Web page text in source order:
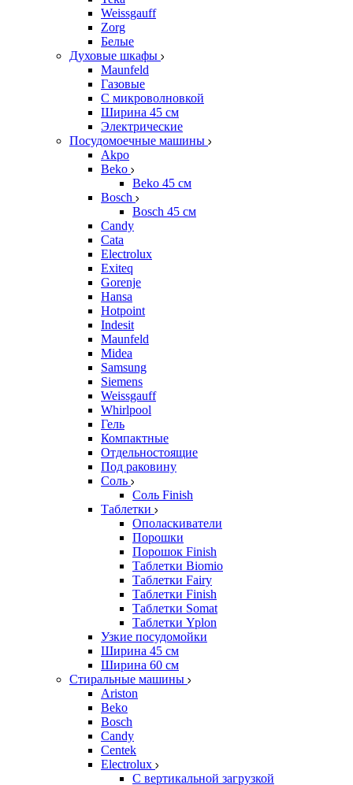
Weissgauff
Zorg
Белые
Духовые шкафы
Maunfeld
Газовые
С микроволновкой
Ширина 45 см
Электрические
Посудомоечные машины
Akpo
Beko
Beko 45 см
Bosch
Bosch 45 см
Candy
Cata
Electrolux
Exiteq
Gorenje
Hansa
Hotpoint
Indesit
Maunfeld
Midea
Samsung
Siemens
Weissgauff
Whirlpool
Гель
Компактные
Отдельностоящие
Под раковину
Соль
Соль Finish
Таблетки
Ополаскиватели
Порошки
Порошок Finish
Таблетки Biomio
Таблетки Fairy
Таблетки Finish
Таблетки Somat
Таблетки Yplon
Узкие посудомойки
Ширина 45 см
Ширина 60 см
Стиральные машины
Ariston
Beko
Bosch
Candy
Centek
Electrolux
С вертикальной загрузкой